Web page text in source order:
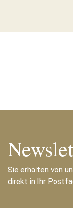
Sie erhalten von
direkt in Ihr